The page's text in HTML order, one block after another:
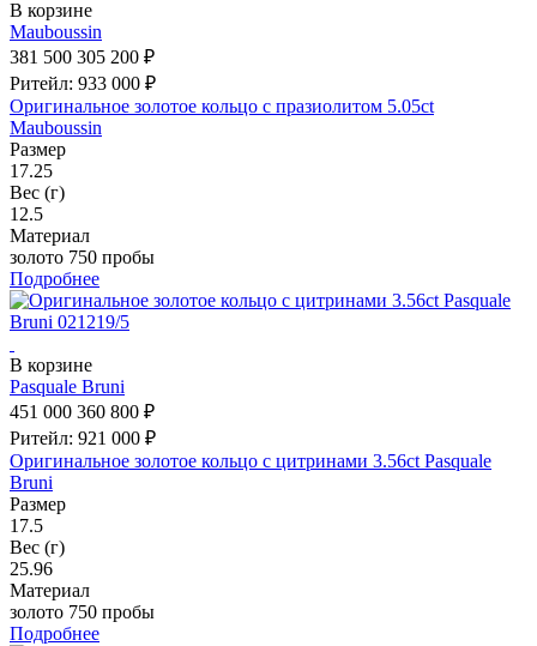
В корзине
Mauboussin
381 500 305 200 ₽
Ритейл: 933 000 ₽
Оригинальное золотое кольцо с празиолитом 5.05ct
Mauboussin
Размер
17.25
Вес (г)
12.5
Материал
золото 750 пробы
Подробнее
В корзине
Pasquale Bruni
451 000 360 800 ₽
Ритейл: 921 000 ₽
Оригинальное золотое кольцо с цитринами 3.56ct Pasquale
Bruni
Размер
17.5
Вес (г)
25.96
Материал
золото 750 пробы
Подробнее